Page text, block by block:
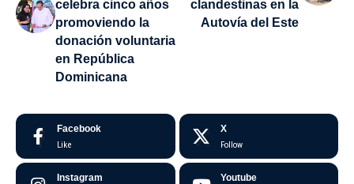
celebra cinco años
promoviendo la
donación voluntaria
en República
Dominicana
clandestinas en la
Autovía del Este
Facebook
Like
X
Follow
Instagram Youtube